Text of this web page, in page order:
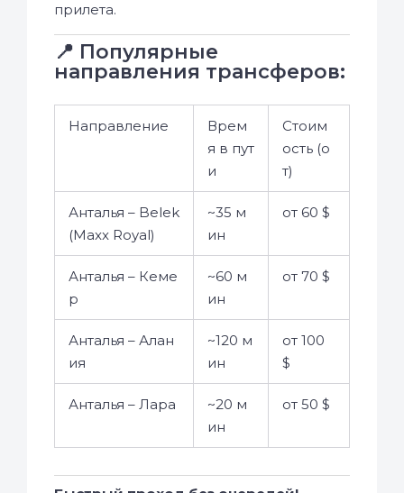
прилета.
📍 Популярные
направления трансферов:
Направление
Врем
я в пут
и
Стоим
ость (о
т)
Анталья – Belek
(Maxx Royal)
~35 м
ин
от 60 $
Анталья – Кеме
р
~60 м
ин
от 70 $
Анталья – Алан
ия
~120 м
ин
от 100
$
Анталья – Лара
~20 м
ин
от 50 $